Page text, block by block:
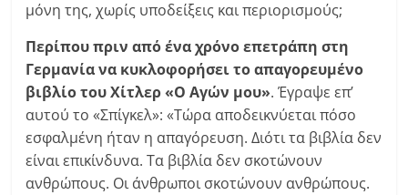
μόνη της, χωρίς υποδείξεις και περιορισμούς;
Περίπου πριν από ένα χρόνο επετράπη στη
Γερμανία να κυκλοφορήσει το απαγορευμένο
βιβλίο του Χίτλερ «Ο Αγών μου». Έγραψε επ’
αυτού το «Σπίγκελ»: «Τώρα αποδεικνύεται πόσο
εσφαλμένη ήταν η απαγόρευση. Διότι τα βιβλία δεν
είναι επικίνδυνα. Τα βιβλία δεν σκοτώνουν
ανθρώπους. Οι άνθρωποι σκοτώνουν ανθρώπους.